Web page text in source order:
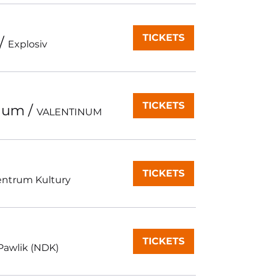
/ Explosiv
TICKETS
/ VALENTINUM
TICKETS
Kultury
TICKETS
(NDK)
TICKETS